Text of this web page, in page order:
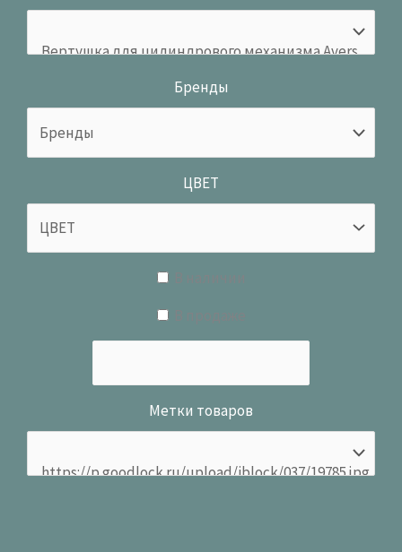
Бренды
ЦВЕТ
Метки товаров